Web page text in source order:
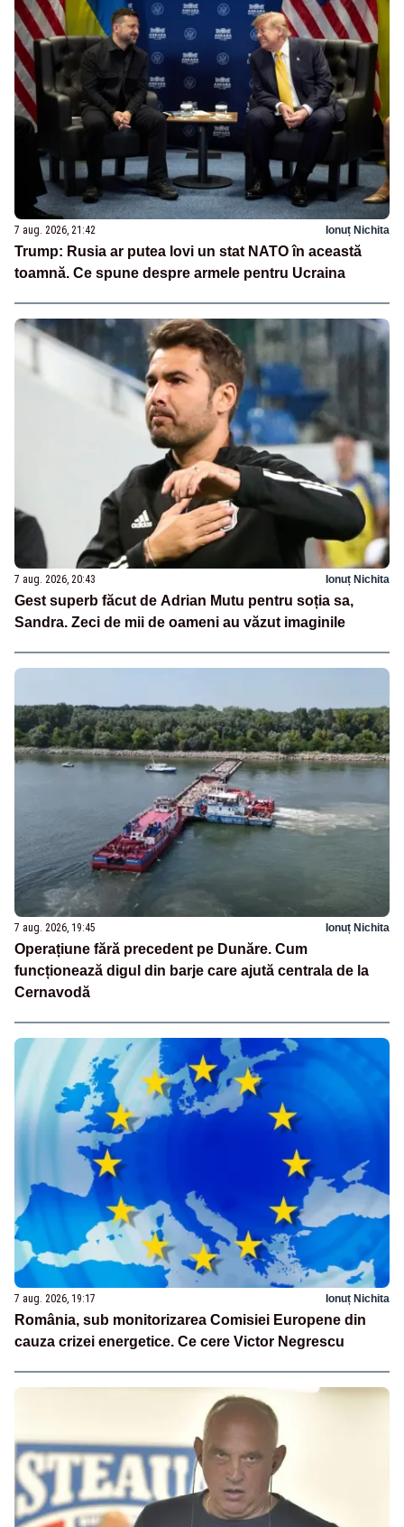
7 aug. 2026, 21:42 Ionuț Nichita
Trump: Rusia ar putea lovi un stat NATO în această
toamnă. Ce spune despre armele pentru Ucraina
7 aug. 2026, 20:43 Ionuț Nichita
Gest superb făcut de Adrian Mutu pentru soția sa,
Sandra. Zeci de mii de oameni au văzut imaginile
7 aug. 2026, 19:45 Ionuț Nichita
Operațiune fără precedent pe Dunăre. Cum
funcționează digul din barje care ajută centrala de la
Cernavodă
7 aug. 2026, 19:17 Ionuț Nichita
România, sub monitorizarea Comisiei Europene din
cauza crizei energetice. Ce cere Victor Negrescu